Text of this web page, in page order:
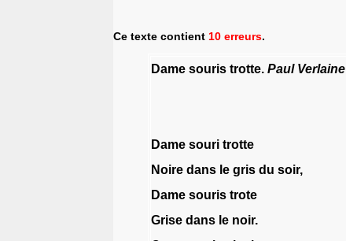
Ce texte contient 10 erreurs.
Dame souris trotte. Paul Verlaine
Dame souri trotte
Noire dans le gris du soir,
Dame souris trote
Grise dans le noir.